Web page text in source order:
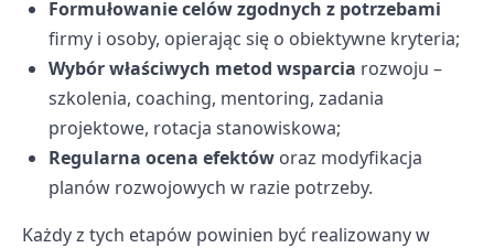
Formułowanie celów zgodnych z potrzebami
firmy i osoby, opierając się o obiektywne kryteria;
Wybór właściwych metod wsparcia rozwoju –
szkolenia, coaching, mentoring, zadania
projektowe, rotacja stanowiskowa;
Regularna ocena efektów oraz modyfikacja
planów rozwojowych w razie potrzeby.
Każdy z tych etapów powinien być realizowany w